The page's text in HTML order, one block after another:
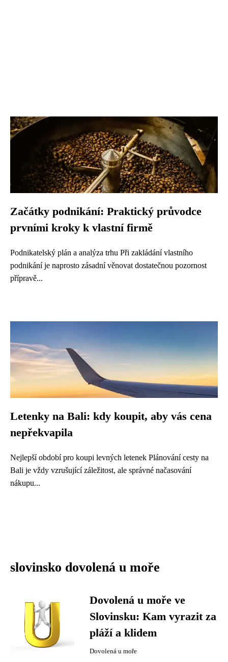
Začátky podnikání: Praktický průvodce
prvními kroky k vlastní firmě
Podnikatelský plán a analýza trhu Při zakládání vlastního
podnikání je naprosto zásadní věnovat dostatečnou pozornost
přípravě...
Letenky na Bali: kdy koupit, aby vás cena
nepřekvapila
Nejlepší období pro koupi levných letenek Plánování cesty na
Bali je vždy vzrušující záležitost, ale správné načasování
nákupu...
slovinsko dovolená u moře
Dovolená u moře ve
Slovinsku: Kam vyrazit za
pláží a klidem
Dovolená u moře